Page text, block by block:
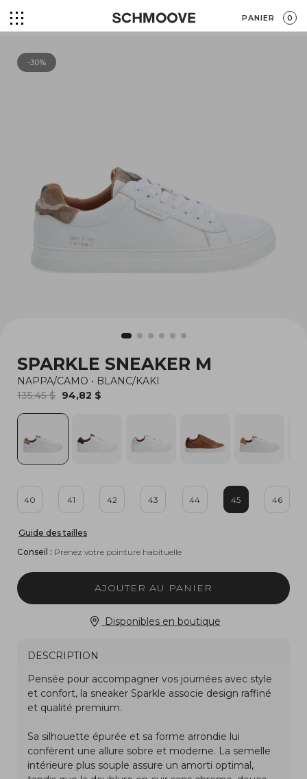
PANIER 0
-30%
SPARKLE SNEAKER M
NAPPA/CAMO • BLANC/KAKI
135,45 $ 94,82 $
40 41 42 43 44 45 46
Guide des tailles
Conseil : Prenez votre pointure habituelle
AJOUTER AU PANIER
Disponibles en boutique
DESCRIPTION